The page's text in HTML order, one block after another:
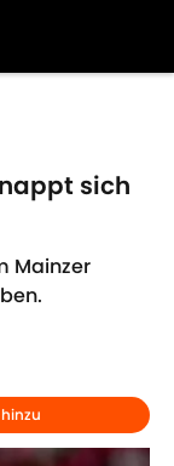
sich
Mainzer